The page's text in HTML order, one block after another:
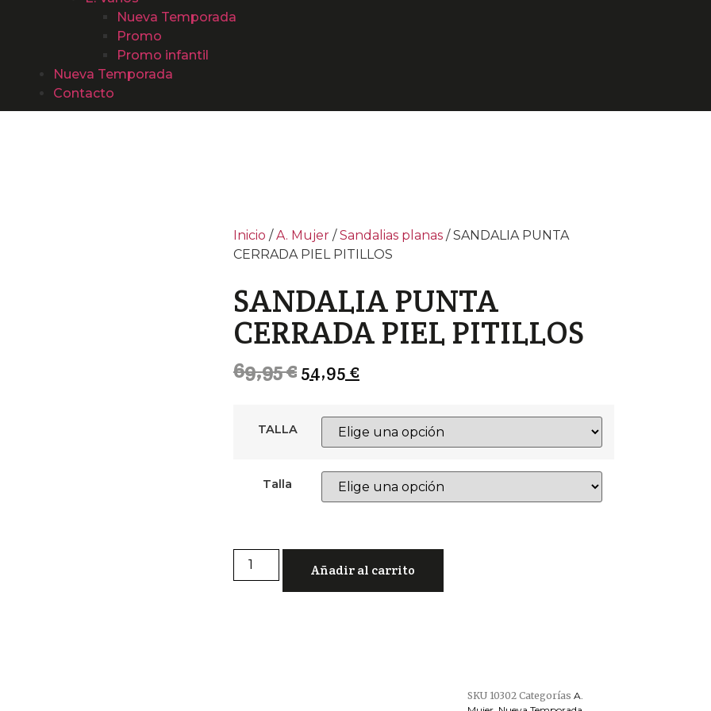
Nueva Temporada
Promo
Promo infantil
Nueva Temporada
Contacto
Inicio /A. Mujer /Sandalias planas / SANDALIA PUNTA
CERRADA PIEL PITILLOS
SANDALIA PUNTA
CERRADA PIEL PITILLOS
69,95€ 54,95 €
TALLA
Talla
Añadir al carrito
SKU 10302 Categorías A.